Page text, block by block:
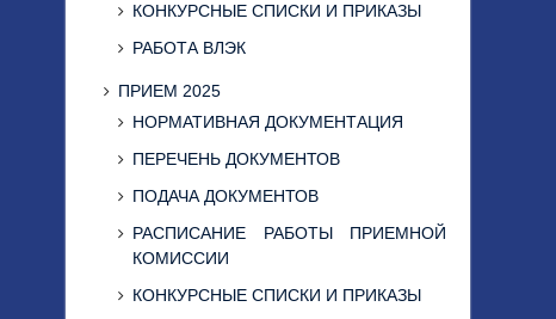
КОНКУРСНЫЕ СПИСКИ И ПРИКАЗЫ
РАБОТА ВЛЭК
ПРИЕМ 2025
НОРМАТИВНАЯ ДОКУМЕНТАЦИЯ
ПЕРЕЧЕНЬ ДОКУМЕНТОВ
ПОДАЧА ДОКУМЕНТОВ
РАСПИСАНИЕ РАБОТЫ ПРИЕМНОЙ
КОМИССИИ
КОНКУРСНЫЕ СПИСКИ И ПРИКАЗЫ